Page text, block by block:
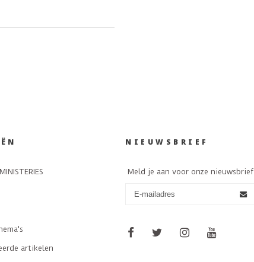
artikelen
NIEUWSBRIEF
Meld je aan voor onze nieuwsbrief